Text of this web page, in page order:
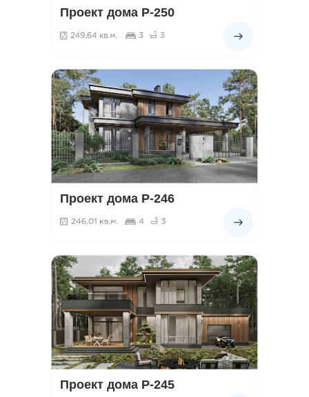
Проект дома Р-250
Проект дома Р-246
Проект дома Р-245